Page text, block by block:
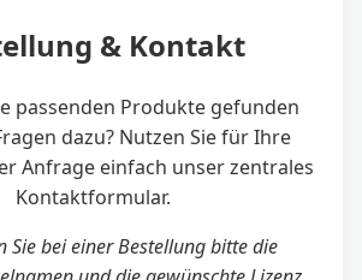
& Kontakt
passenden Produkte gefunden
dazu? Nutzen Sie für Ihre
Anfrage einfach unser zentrales
Kontaktformular.
Sie bei einer Bestellung bitte die